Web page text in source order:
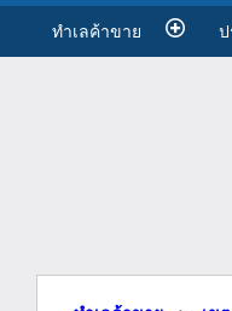
ทำเลค้าขาย ป